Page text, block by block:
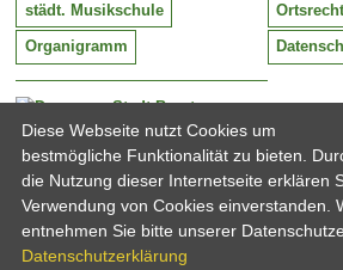
Stadt Barntrup
Mittelstraße 38
32683 Barntrup
Tel:
Email:
05263 / 409-0
info@barntrup.de
städt. Musikschule
Organigramm
Diese Webseite nutzt Cookies um
bestmögliche Funktionalität zu bieten.
die Nutzung dieser Internetseite erklären
Verwendung von Cookies einverstanden.
entnehmen Sie bitte unserer
Datenschutzerklärung